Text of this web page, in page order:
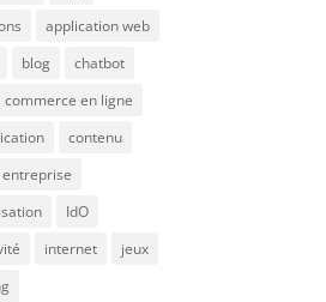
application web
blog
chatbot
commerce en ligne
contenu
entreprise
IdO
internet
jeux